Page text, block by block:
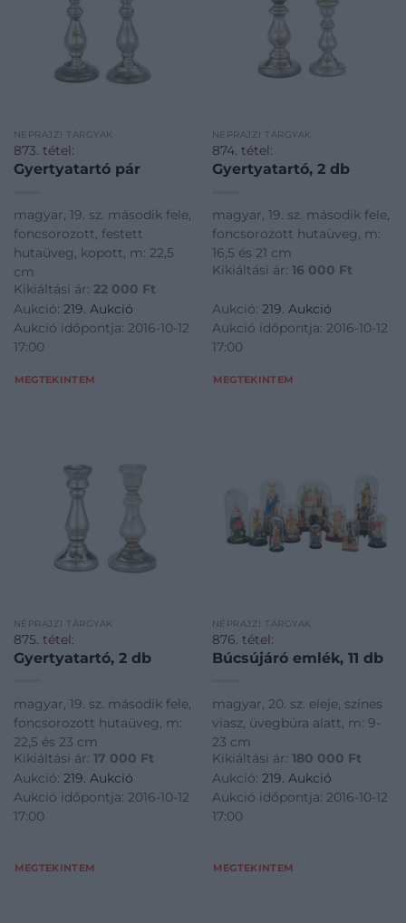
NÉPRAJZI TÁRGYAK
873. tétel:
Gyertyatartó pár
magyar, 19. sz. második fele,
foncsorozott, festett
hutaüveg, kopott, m: 22,5
cm
Kikiáltási ár: 22 000 Ft
Aukció: 219. Aukció
Aukció időpontja: 2016-10-12
17:00
MEGTEKINTEM
NÉPRAJZI TÁRGYAK
874. tétel:
Gyertyatartó, 2 db
magyar, 19. sz. második fele,
foncsorozott hutaüveg, m:
16,5 és 21 cm
Kikiáltási ár: 16 000 Ft
Aukció: 219. Aukció
Aukció időpontja: 2016-10-12
17:00
MEGTEKINTEM
NÉPRAJZI TÁRGYAK
875. tétel:
Gyertyatartó, 2 db
magyar, 19. sz. második fele,
foncsorozott hutaüveg, m:
22,5 és 23 cm
Kikiáltási ár: 17 000 Ft
Aukció: 219. Aukció
Aukció időpontja: 2016-10-12
17:00
MEGTEKINTEM
NÉPRAJZI TÁRGYAK
876. tétel:
Búcsújáró emlék, 11 db
magyar, 20. sz. eleje, színes
viasz, üvegbúra alatt, m: 9-
23 cm
Kikiáltási ár: 180 000 Ft
Aukció: 219. Aukció
Aukció időpontja: 2016-10-12
17:00
MEGTEKINTEM